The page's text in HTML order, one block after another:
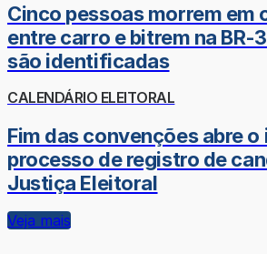
Cinco pessoas morrem em
entre carro e bitrem na BR-
são identificadas
CALENDÁRIO ELEITORAL
Fim das convenções abre o
processo de registro de
Justiça Eleitoral
Veja mais